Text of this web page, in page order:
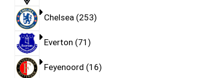
Chelsea 253
Everton 71
Feyenoord 16